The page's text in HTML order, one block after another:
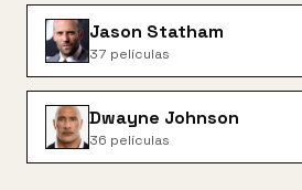
Jason Statham
37 películas
Dwayne Johnson
36 películas